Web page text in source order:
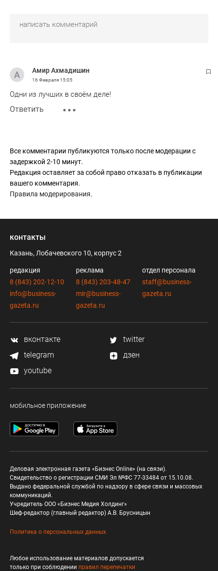
Амир Ахмадишин
16 Февраля15:05
Одни из лучших в своём деле!
Ответить
Все комментарии публикуются только после модерации с
задержкой 2-10 минут.
Редакция оставляет за собой право отказать в публикации
вашего комментария.
Правила модерирования.
контакты
Казань, Лобачевского 10, корпус 2
редакция
8 (843) 202-12-10
info@business-
gazeta.ru
реклама
8 (843) 203-48-47
mir@business-
gazeta.ru
отдел персонала
staff@business-
gazeta.ru
вконтакте
twitter
telegram
дзен
youtube
мобильное приложение
Деловая электронная газета «Бизнес Online» (на связи).
Свидетельство о регистрации СМИ Эл №ФС 77-33484 от 15.10.08.
Выдано федеральной службой по надзору в сфере связи и массовых
коммуникаций.
Учредитель ООО «Бизнес Медия Холдинг»
Шеф-редактор (главный редактор) А.В. Брусницын
Политика о персональных данных
Любое использование материалов допускается
только при соблюдении правил перепечатки